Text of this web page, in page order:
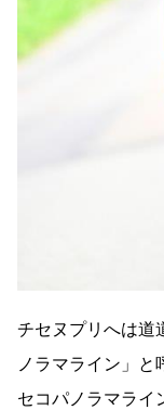
チセヌプリへは道
ノラマライン」と
セコパノラマライ